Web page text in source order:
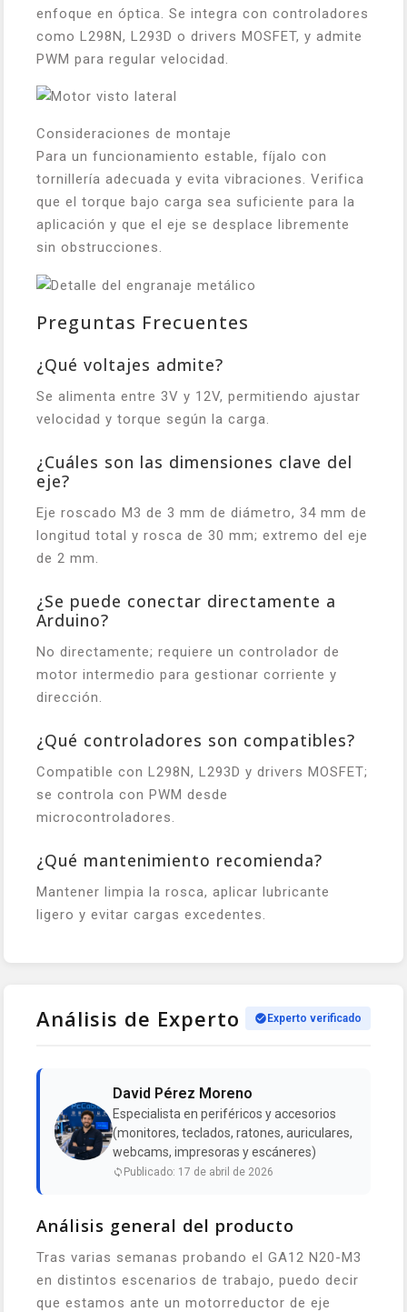
enfoque en óptica. Se integra con controladores
como L298N, L293D o drivers MOSFET, y admite
PWM para regular velocidad.
Consideraciones de montaje
Para un funcionamiento estable, fíjalo con
tornillería adecuada y evita vibraciones. Verifica
que el torque bajo carga sea suficiente para la
aplicación y que el eje se desplace libremente
sin obstrucciones.
Preguntas Frecuentes
¿Qué voltajes admite?
Se alimenta entre 3V y 12V, permitiendo ajustar
velocidad y torque según la carga.
¿Cuáles son las dimensiones clave del
eje?
Eje roscado M3 de 3 mm de diámetro, 34 mm de
longitud total y rosca de 30 mm; extremo del eje
de 2 mm.
¿Se puede conectar directamente a
Arduino?
No directamente; requiere un controlador de
motor intermedio para gestionar corriente y
dirección.
¿Qué controladores son compatibles?
Compatible con L298N, L293D y drivers MOSFET;
se controla con PWM desde
microcontroladores.
¿Qué mantenimiento recomienda?
Mantener limpia la rosca, aplicar lubricante
ligero y evitar cargas excedentes.
Análisis de Experto Experto verificado
David Pérez Moreno
Especialista en periféricos y accesorios
(monitores, teclados, ratones, auriculares,
webcams, impresoras y escáneres)
Publicado: 17 de abril de 2026
Análisis general del producto
Tras varias semanas probando el GA12 N20-M3
en distintos escenarios de trabajo, puedo decir
que estamos ante un motorreductor de eje